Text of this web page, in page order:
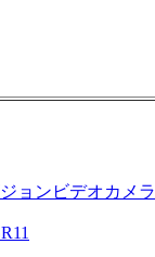
ョンビデオカメラ